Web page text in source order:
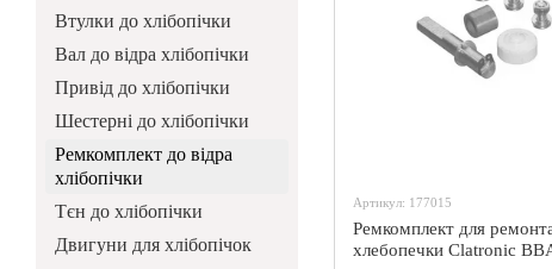
Артикул: 177015
Ремкомплект для
хлебопечки Clatronic
Втулки до хлібопічки
Вал до відра хлібопічки
Привід до хлібопічки
Шестерні до хлібопічки
Ремкомплект до відра
хлібопічки
Тєн до хлібопічки
Двигуни для хлібопічок